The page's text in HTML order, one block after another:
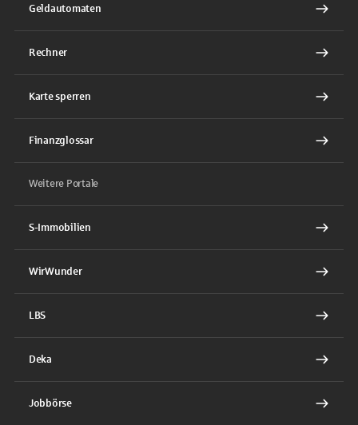
Geldautomaten
Rechner
Karte sperren
Finanzglossar
Weitere Portale
S-Immobilien
WirWunder
LBS
Deka
Jobbörse